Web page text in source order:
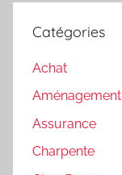
Catégories
Achat
Aménagement
Assurance
Charpente